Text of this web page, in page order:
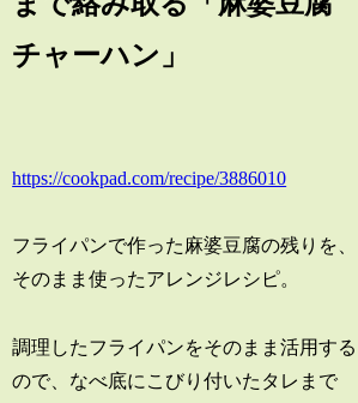
チャーハン」
https://cookpad.com/recipe/3886010
フライパンで作った麻婆豆腐の残りを、
そのまま使ったアレンジレシピ。
調理したフライパンをそのまま活用する
ので、なべ底にこびり付いたタレまで